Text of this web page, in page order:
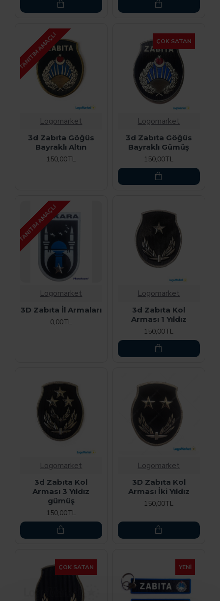
TANITIM AMAÇLI
Logomarket
3d Zabıta Göğüs
Bayraklı Altın
150,00TL
ÇOK SATAN
Logomarket
3d Zabıta Göğüs
Bayraklı Gümüş
150,00TL
TANITIM AMAÇLI
Logomarket
3D Zabıta İl Armaları
0,00TL
Logomarket
3d Zabıta Kol
Arması 1 Yıldız
150,00TL
Logomarket
3d Zabıta Kol
Arması 3 Yıldız
gümüş
150,00TL
Logomarket
3D Zabıta Kol
Arması İki Yıldız
150,00TL
ÇOK SATAN YENI